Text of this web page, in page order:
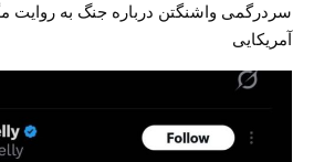
سردرگمی واشنگتن درباره جنگ به روایت
آمریکایی